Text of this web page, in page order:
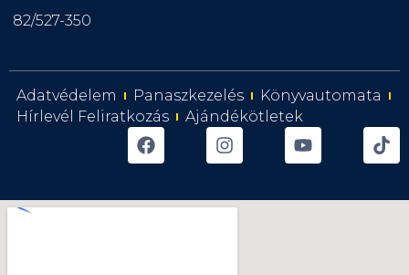
82/527-350
Adatvédelem Panaszkezelés
Könyvautomata
Hírlevél Feliratkozás
Ajándékötletek